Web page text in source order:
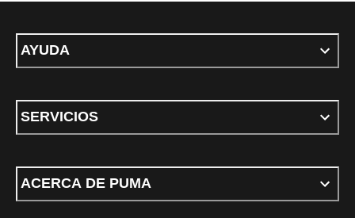
AYUDA
SERVICIOS
ACERCA DE PUMA